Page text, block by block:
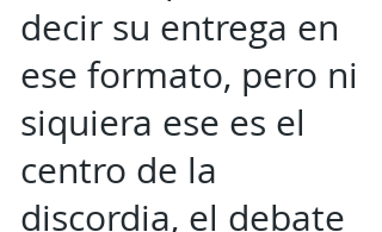
decir su entrega en
ese formato, pero ni
siquiera ese es el
centro de la
discordia, el debate